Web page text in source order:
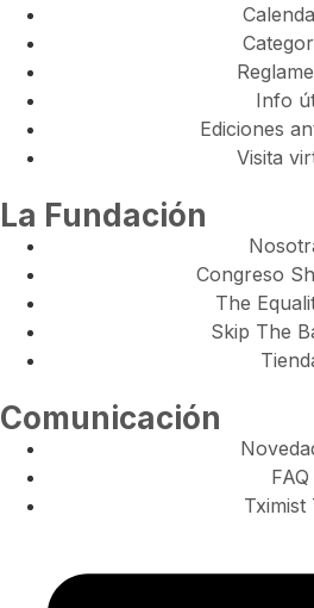
Info
Ediciones
Visita
La Fundación
Congreso
The
Skip The
Comunicación
FAQ
Tximist